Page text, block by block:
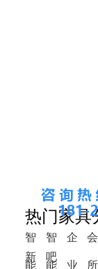
热门家具
智
能
智
能
企
业
会
所
新 吧